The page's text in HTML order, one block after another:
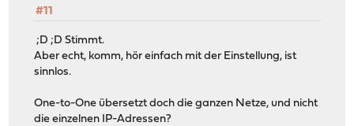
#11
;D ;D Stimmt.
Aber echt, komm, hör einfach mit der Einstellung, ist
sinnlos.
One-to-One übersetzt doch die ganzen Netze, und nicht
die einzelnen IP-Adressen?